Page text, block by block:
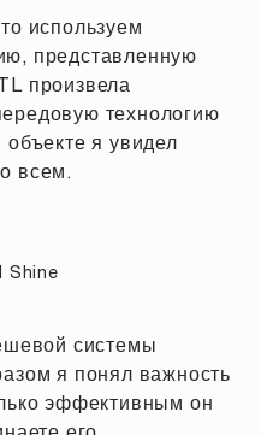
используем
представленную
произвела
технологию
я увидел
всем.
Shine
системы
я понял важность
эффективным он